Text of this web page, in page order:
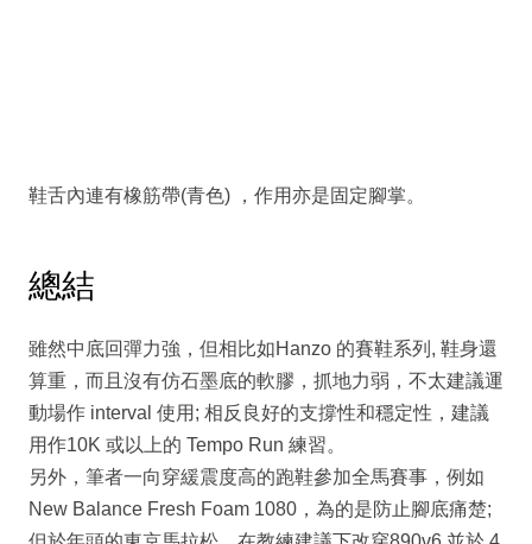
鞋舌內連有橡筋帶(青色) ，作用亦是固定腳掌。
總結
雖然中底回彈力強，但相比如Hanzo 的賽鞋系列, 鞋身還
算重，而且沒有仿石墨底的軟膠，抓地力弱，不太建議運
動場作 interval 使用; 相反良好的支撐性和穩定性，建議
用作10K 或以上的 Tempo Run 練習。
另外，筆者一向穿緩震度高的跑鞋參加全馬賽事，例如
New Balance Fresh Foam 1080，為的是防止腳底痛楚;